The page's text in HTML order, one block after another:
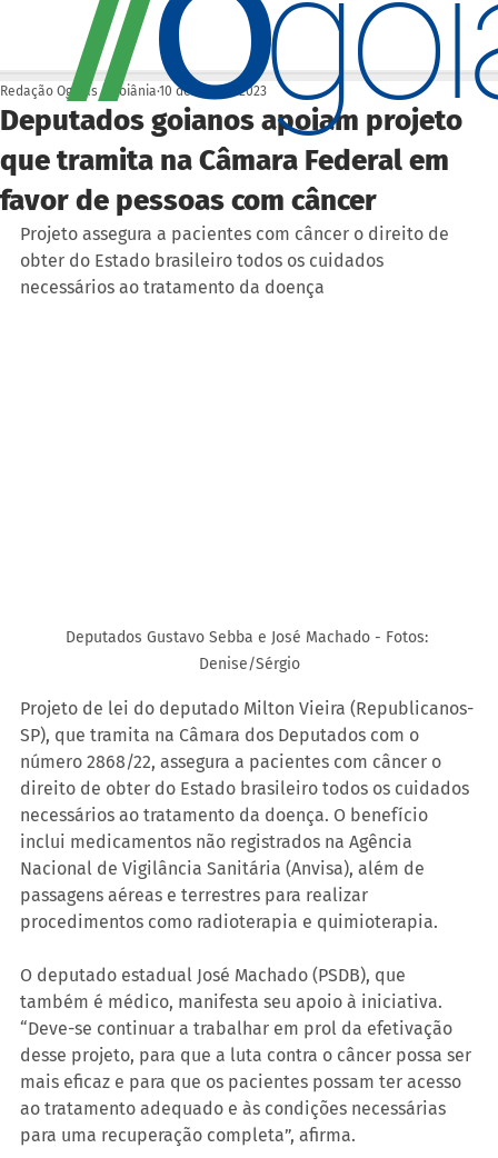
Deputados goianos apoiam projeto
que tramita na Câmara Federal em
favor de pessoas com câncer
Redação Ogoiás | Goiânia 10 de fev. de 2023
Projeto assegura a pacientes com câncer o direito de
obter do Estado brasileiro todos os cuidados
necessários ao tratamento da doença
Deputados Gustavo Sebba e José Machado - Fotos:
Denise/Sérgio
Projeto de lei do deputado Milton Vieira (Republicanos-
SP), que tramita na Câmara dos Deputados com o
número 2868/22, assegura a pacientes com câncer o
direito de obter do Estado brasileiro todos os cuidados
necessários ao tratamento da doença. O benefício
inclui medicamentos não registrados na Agência
Nacional de Vigilância Sanitária (Anvisa), além de
passagens aéreas e terrestres para realizar
procedimentos como radioterapia e quimioterapia.
O deputado estadual José Machado (PSDB), que
também é médico, manifesta seu apoio à iniciativa.
“Deve-se continuar a trabalhar em prol da efetivação
desse projeto, para que a luta contra o câncer possa ser
mais eficaz e para que os pacientes possam ter acesso
ao tratamento adequado e às condições necessárias
para uma recuperação completa”, afirma.